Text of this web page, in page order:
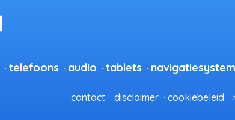
telefoons audio tablets
contact disclaimer cookiebeleid